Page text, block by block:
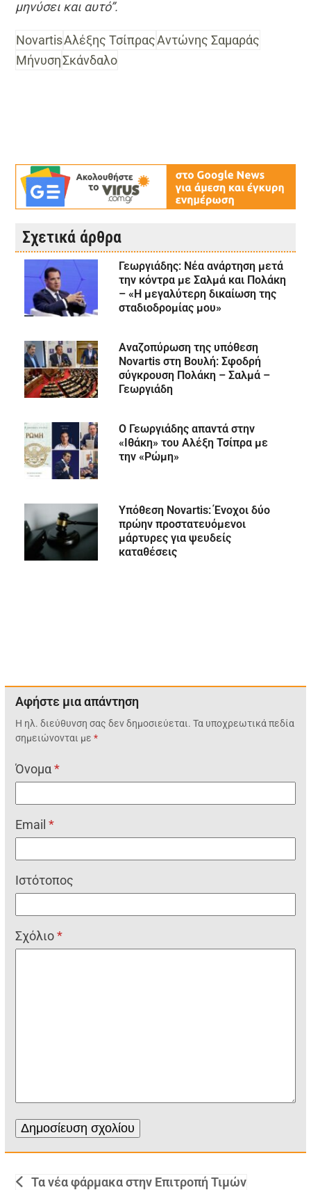
μηνύσει και αυτό”.
NovartisΑλέξης ΤσίπραςΑντώνης Σαμαράς
ΜήνυσηΣκάνδαλο
Σχετικά άρθρα
Γεωργιάδης: Νέα ανάρτηση μετά
την κόντρα με Σαλμά και Πολάκη
– «Η μεγαλύτερη δικαίωση της
σταδιοδρομίας μου»
Αναζοπύρωση της υπόθεση
Novartis στη Βουλή: Σφοδρή
σύγκρουση Πολάκη – Σαλμά –
Γεωργιάδη
Ο Γεωργιάδης απαντά στην
«Ιθάκη» του Αλέξη Τσίπρα με
την «Ρώμη»
Υπόθεση Novartis: Ένοχοι δύο
πρώην προστατευόμενοι
μάρτυρες για ψευδείς
καταθέσεις
Αφήστε μια απάντηση
Η ηλ. διεύθυνση σας δεν δημοσιεύεται. Τα υποχρεωτικά πεδία
σημειώνονται με*
Όνομα*
Email*
Ιστότοπος
Σχόλιο*
Τα νέα φάρμακα στην Επιτροπή Τιμών